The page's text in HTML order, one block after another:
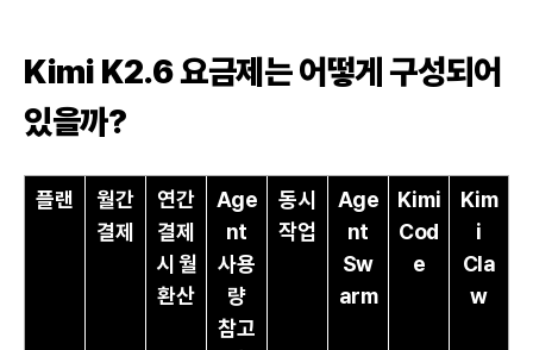
Kimi K2.6 요금제는 어떻게 구성되어
있을까?
플랜
월간
결제
연간
결제
시 월
환산
Age
nt
사용
량
참고
동시
작업
Age
nt
Sw
arm
Kimi
Cod
e
Kim
i
Cla
w